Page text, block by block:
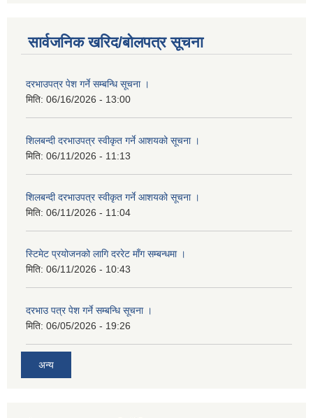
सार्वजनिक खरिद/बोलपत्र सूचना
दरभाउपत्र पेश गर्ने सम्बन्धि सूचना ।
मिति: 06/16/2026 - 13:00
शिलबन्दी दरभाउपत्र स्वीकृत गर्ने आशयको सूचना ।
मिति: 06/11/2026 - 11:13
शिलबन्दी दरभाउपत्र स्वीकृत गर्ने आशयको सूचना ।
मिति: 06/11/2026 - 11:04
स्टिमेट प्रयोजनको लागि दररेट माँग सम्बन्धमा ।
मिति: 06/11/2026 - 10:43
दरभाउ पत्र पेश गर्ने सम्बन्धि सूचना ।
मिति: 06/05/2026 - 19:26
अन्य